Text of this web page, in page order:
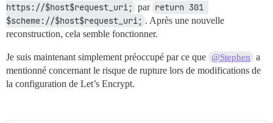
https://$host$request_uri; par return 301
$scheme://$host$request_uri; . Après une nouvelle
reconstruction, cela semble fonctionner.
Je suis maintenant simplement préoccupé par ce que @Stephen
a
mentionné concernant le risque de rupture lors de modifications de
la configuration de Let’s Encrypt.